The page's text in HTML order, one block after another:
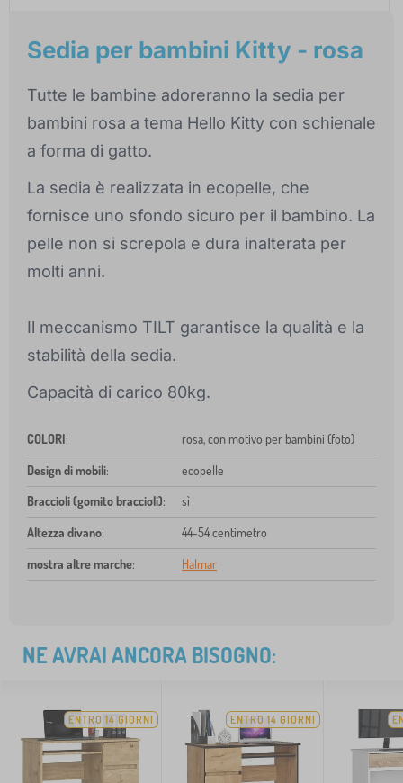
Sedia per bambini Kitty - rosa
Tutte le bambine adoreranno la sedia per
bambini rosa a tema Hello Kitty con schienale
a forma di gatto.
La sedia è realizzata in ecopelle, che
fornisce uno sfondo sicuro per il bambino. La
pelle non si screpola e dura inalterata per
molti anni.
Il meccanismo TILT garantisce la qualità e la
stabilità della sedia.
Capacità di carico 80kg.
COLORI: rosa, con motivo per bambini (foto)
Design di mobili:
ecopelle
Braccioli (gomito braccioli): sì
Altezza divano: 44-54 centimetro
mostra altre marche: Halmar
NE AVRAI ANCORA BISOGNO:
ENTRO 14 GIORNI ENTRO 14 GIORNI